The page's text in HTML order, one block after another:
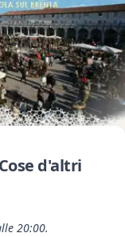
d'altri
20:00.